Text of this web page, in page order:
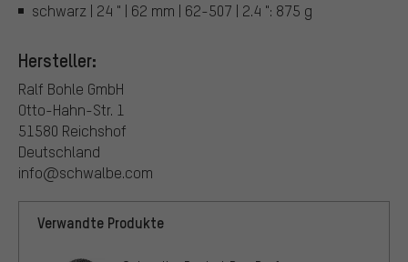
schwarz | 24 " | 62 mm | 62-507 | 2.4 ": 875 g
Hersteller:
Ralf Bohle GmbH
Otto-Hahn-Str. 1
51580 Reichshof
Deutschland
info@schwalbe.com
Verwandte Produkte